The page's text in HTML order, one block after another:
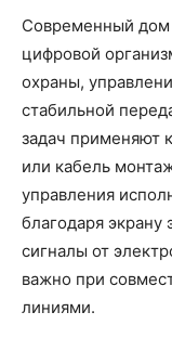
Современный
цифровой
охраны,
стабильной
задач применяют
или кабель
управления
благодаря
сигналы от
важно при
линиями.